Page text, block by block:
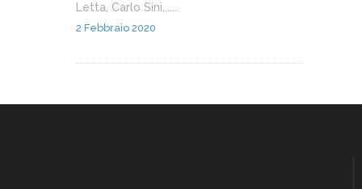
Letta, Carlo Sini,......
2 Febbraio 2020